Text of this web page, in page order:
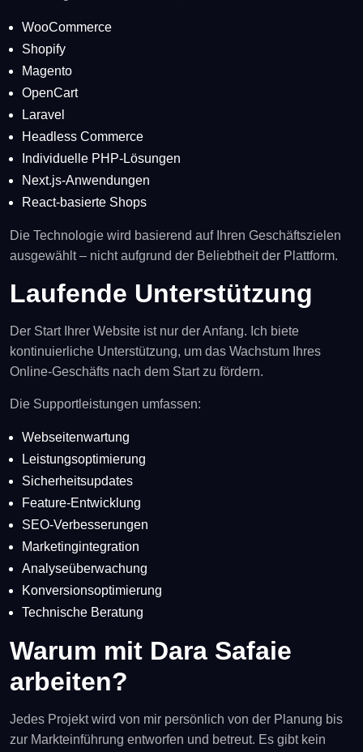
WooCommerce
Shopify
Magento
OpenCart
Laravel
Headless Commerce
Individuelle PHP-Lösungen
Next.js-Anwendungen
React-basierte Shops
Die Technologie wird basierend auf Ihren Geschäftszielen
ausgewählt – nicht aufgrund der Beliebtheit der Plattform.
Laufende Unterstützung
Der Start Ihrer Website ist nur der Anfang. Ich biete
kontinuierliche Unterstützung, um das Wachstum Ihres
Online-Geschäfts nach dem Start zu fördern.
Die Supportleistungen umfassen:
Webseitenwartung
Leistungsoptimierung
Sicherheitsupdates
Feature-Entwicklung
SEO-Verbesserungen
Marketingintegration
Analyseüberwachung
Konversionsoptimierung
Technische Beratung
Warum mit Dara Safaie
arbeiten?
Jedes Projekt wird von mir persönlich von der Planung bis
zur Markteinführung entworfen und betreut. Es gibt kein